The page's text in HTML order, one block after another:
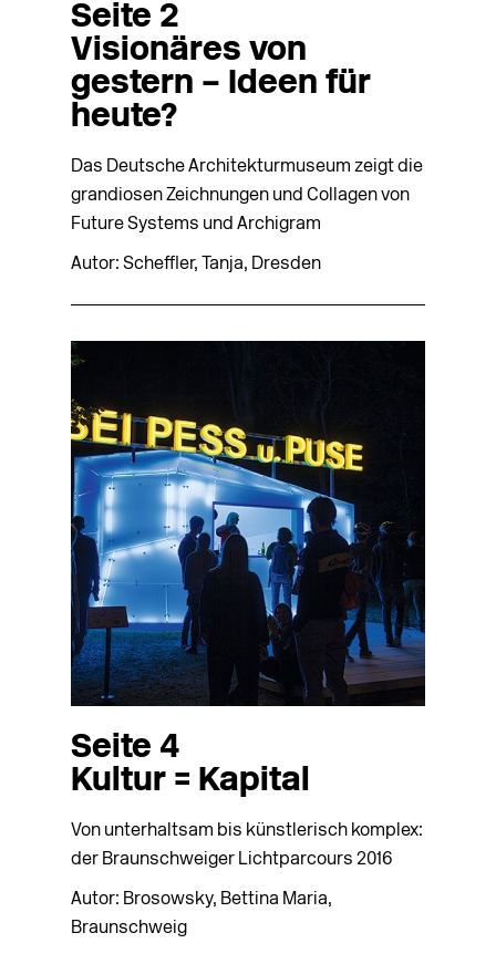
Seite 2
Visionäres von
gestern – Ideen für
heute?
Das Deutsche Architekturmuseum zeigt die
grandiosen Zeichnungen und Collagen von
Future Systems und Archigram
Autor: Scheffler, Tanja, Dresden
Seite 4
Kultur = Kapital
Von unterhaltsam bis künstlerisch komplex:
der Braunschweiger Licht­parcours 2016
Autor: Brosowsky, Bettina Maria,
Braunschweig